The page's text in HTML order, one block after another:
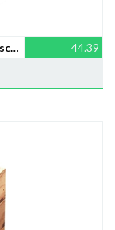
Kookaburra Cages – Jaula Grande para Mascotas – Transportín para Mascotas 44.39